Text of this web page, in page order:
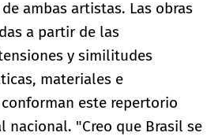
ambas artistas. Las obras
a partir de las
y similitudes
materiales e
este repertorio
nacional. "Creo que Brasil se